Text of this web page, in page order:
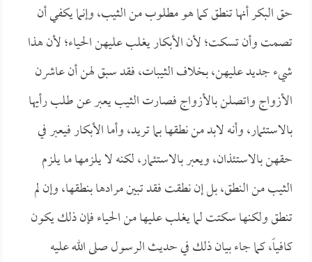
حق البكر أنها تنطق كما هو مطلوب من الثيب، وإنما يكفي أن
تصمت وأن تسكت؛ لأن الأبكار يغلب عليهن الحياء؛ لأن هذا
شيء جديد عليهن، بخلاف الثيبات، فقد سبق لهن أن عاشرن
الأزواج واتصلن بالأزواج فصارت الثيب يعبر عن طلب رأيها
بالاستئمار، وأنه لابد من نطقها بما تريد، وأما الأبكار فيعبر في
حقهن بالاستئذان، ويعبر بالاستئمار، لكنه لا يلزمها ما يلزم
الثيب من النطق، بل إن نطقت فقد تبين مرادها بنطقها، وإن لم
تنطق ولكنها سكتت لما يغلب عليها من الحياء فإن ذلك يكون
كافياً، كما جاء بيان ذلك في حديث الرسول صلى الله عليه